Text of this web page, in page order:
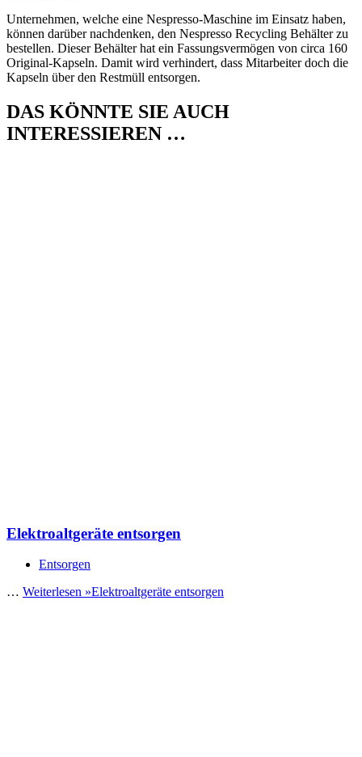
Unternehmen, welche eine Nespresso-Maschine im Einsatz haben,
können darüber nachdenken, den Nespresso Recycling Behälter zu
bestellen. Dieser Behälter hat ein Fassungsvermögen von circa 160
Original-Kapseln. Damit wird verhindert, dass Mitarbeiter doch die
Kapseln über den Restmüll entsorgen.
DAS KÖNNTE SIE AUCH
INTERESSIEREN …
Elektroaltgeräte entsorgen
Entsorgen
… Weiterlesen »Elektroaltgeräte entsorgen